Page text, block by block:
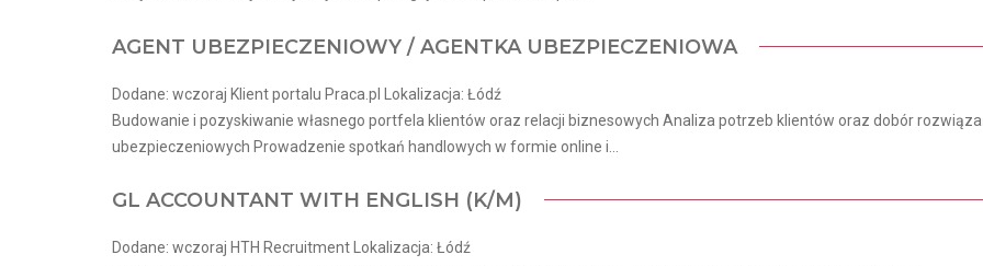
AGENT UBEZPIECZENIOWY / AGENTKA UBEZPIECZENIOWA
Dodane: wczoraj Klient portalu Praca.pl Lokalizacja: Łódź
Budowanie i pozyskiwanie własnego portfela klientów oraz relacji biznesowych Analiza potrzeb klientów oraz dobór
ubezpieczeniowych Prowadzenie spotkań handlowych w formie online i...
GL ACCOUNTANT WITH ENGLISH (K/M)
Dodane: wczoraj HTH Recruitment Lokalizacja: Łódź